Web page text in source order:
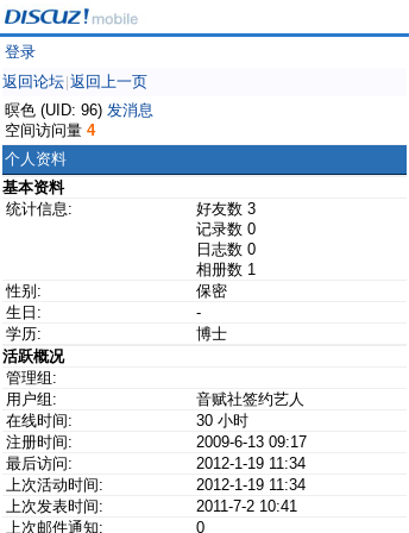
登录
返回论坛 返回上一页
暝色 (UID: 96) 发消息
空间访问量 4
个人资料
基本资料
统计信息:
好友数 3
记录数 0
日志数 0
相册数 1
性别:
保密
生日:
-
学历:
博士
活跃概况
管理组:
用户组:
音赋社签约艺人
在线时间:
30 小时
注册时间:
2009-6-13 09:17
最后访问:
2012-1-19 11:34
上次活动时间:
2012-1-19 11:34
上次发表时间:
2011-7-2 10:41
上次邮件通知:
0